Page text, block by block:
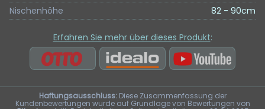
Nischenhöhe
82 - 90cm
Erfahren Sie mehr über dieses Produkt:
Haftungsausschluss:Diese Zusammenfassung der
Kundenbewertungen wurde auf Grundlage von Bewertungen von